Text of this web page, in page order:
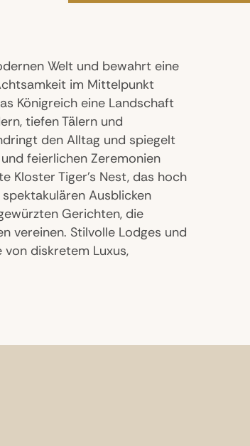
Welt und bewahrt eine
im Mittelpunkt
Königreich eine Landschaft
tiefen Tälern und
den Alltag und spiegelt
feierlichen Zeremonien
Kloster Tiger’s Nest, das hoch
Ausblicken
Gerichten, die
vereinen. Stilvolle Lodges und
diskretem Luxus,